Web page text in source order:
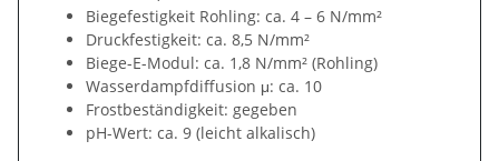
Biegefestigkeit Rohling: ca. 4 – 6 N/mm²
Druckfestigkeit: ca. 8,5 N/mm²
Biege-E-Modul: ca. 1,8 N/mm² (Rohling)
Wasserdampfdiffusion μ: ca. 10
Frostbeständigkeit: gegeben
pH-Wert: ca. 9 (leicht alkalisch)